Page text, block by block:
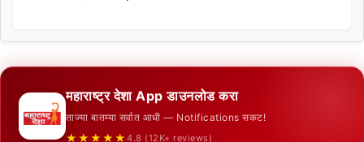
महाराष्ट्र देशा App डाउनलोड करा
ताज्या बातम्या सर्वात आधी — Notifications सकट!
★★★★★ 4.8 (12K+ reviews)